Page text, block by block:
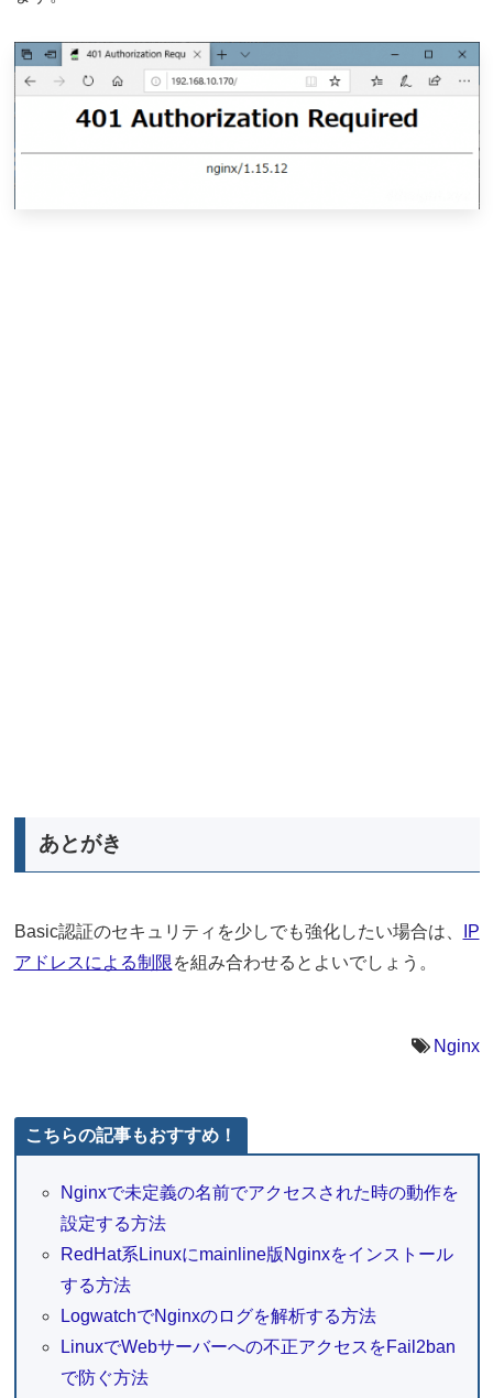
あとがき
Basic認証のセキュリティを少しでも強化したい場合は、
IP
アドレスによる制限を組み合わせるとよいでしょう。
Nginx
こちらの記事もおすすめ！
Nginxで未定義の名前でアクセスされた時の動作を
設定する方法
RedHat系Linuxにmainline版Nginxをインストール
する方法
LogwatchでNginxのログを解析する方法
LinuxでWebサーバーへの不正アクセスをFail2ban
で防ぐ方法